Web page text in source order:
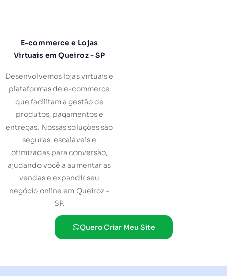
E-commerce e Lojas
Virtuais em Queiroz - SP
Desenvolvemos lojas virtuais e
plataformas de e-commerce
que facilitam a gestão de
produtos, pagamentos e
entregas. Nossas soluções são
seguras, escaláveis e
otimizadas para conversão,
ajudando você a aumentar as
vendas e expandir seu
negócio online em Queiroz -
SP.
Quero Criar Meu Site